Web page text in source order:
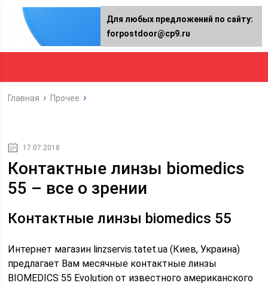
Главная Прочее
17.07.2018
Контактные линзы biomedics
55 – все о зрении
Контактные линзы biomedics 55
Интернет магазин linzservis.tatet.ua (Киев, Украина)
предлагает Вам месячные контактные линзы
BIOMEDICS 55 Evolution от известного американского
Для любых предложений по сайту:
forpostdoor@cp9.ru